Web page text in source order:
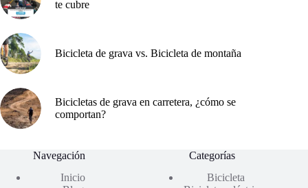
te cubre
Bicicleta de grava vs. Bicicleta de montaña
Bicicletas de grava en carretera, ¿cómo se
comportan?
Navegación
Inicio
Categorías
Bicicleta